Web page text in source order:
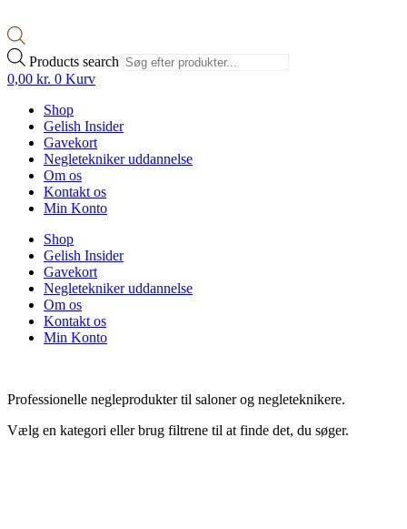
Products search
0,00 kr. 0 Kurv
Shop
Gelish Insider
Gavekort
Negletekniker uddannelse
Om os
Kontakt os
Min Konto
Shop
Gelish Insider
Gavekort
Negletekniker uddannelse
Om os
Kontakt os
Min Konto
Professionelle negleprodukter til saloner og negleteknikere.
Vælg en kategori eller brug filtrene til at finde det, du søger.